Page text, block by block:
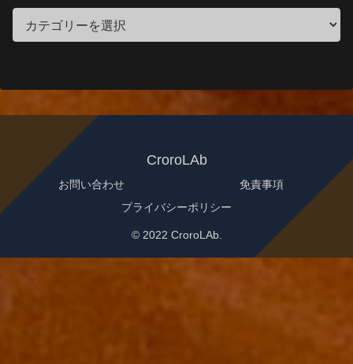
CroroLAb
お問い合わせ
免責事項
プライバシーポリシー
© 2022 CroroLAb.